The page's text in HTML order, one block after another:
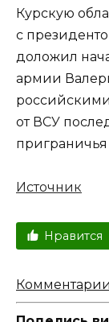
Курскую
с
доложил
армии
от ВСУ
Источник
Нравится
Комментарии